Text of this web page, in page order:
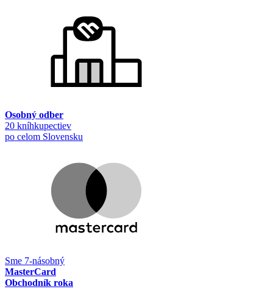
Osobný odber
20 kníhkupectiev
po celom Slovensku
Sme 7-násobný
MasterCard
Obchodník roka